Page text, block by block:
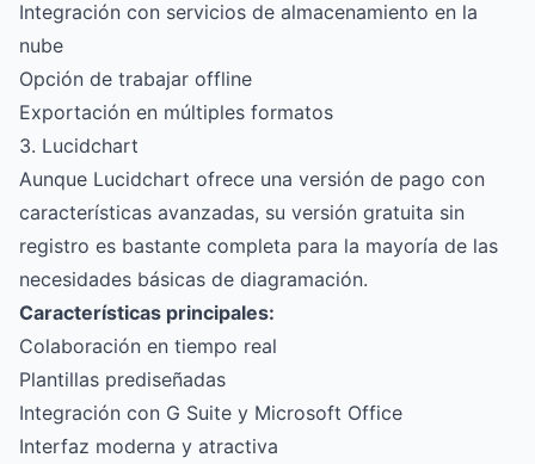
Integración con servicios de almacenamiento en la
nube
Opción de trabajar offline
Exportación en múltiples formatos
3. Lucidchart
Aunque Lucidchart ofrece una versión de pago con
características avanzadas, su versión gratuita sin
registro es bastante completa para la mayoría de las
necesidades básicas de diagramación.
Características principales:
Colaboración en tiempo real
Plantillas prediseñadas
Integración con G Suite y Microsoft Office
Interfaz moderna y atractiva